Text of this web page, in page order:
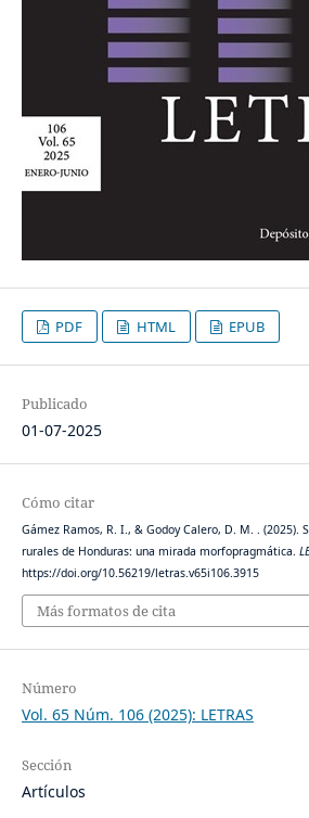
PDF HTML EPUB
Publicado
01-07-2025
Cómo citar
Gámez Ramos, R. I., & Godoy Calero, D. M. . (2025).
rurales de Honduras: una mirada morfopragmática.
https://doi.org/10.56219/letras.v65i106.3915
Más formatos de cita
Número
Vol. 65 Núm. 106 (2025): LETRAS
Sección
Artículos